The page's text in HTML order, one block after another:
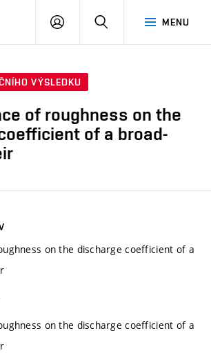
MENU
PŘIHLÁSIT
VÝSLEDKU
of roughness on the
of a broad-
on the discharge coefficient of a
on the discharge coefficient of a